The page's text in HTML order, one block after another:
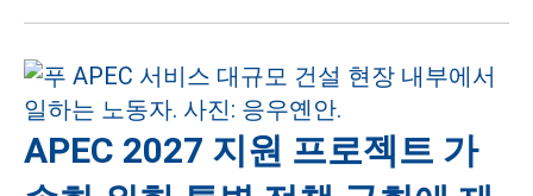
APEC 2027 지원 프로젝트 가